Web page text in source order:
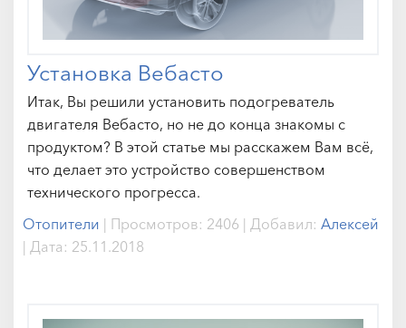
Установка Вебасто
Итак, Вы решили установить подогреватель
двигателя Вебасто, но не до конца знакомы с
продуктом? В этой статье мы расскажем Вам всё,
что делает это устройство совершенством
технического прогресса.
Отопители | Просмотров: 2406 | Добавил: Алексей
| Дата: 25.11.2018